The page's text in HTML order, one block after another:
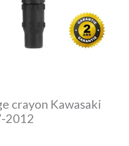
crayon Kawasaki
2012